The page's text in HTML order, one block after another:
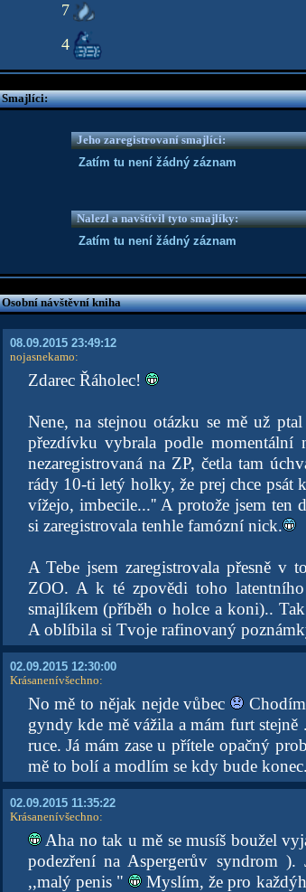
7
4
Smajlíci:
Jeho zaregistrovaní smajlíci:
Zatím tu není žádný záznam
Nalezl a navštívil tyto smajlíky:
Zatím tu není žádný záznam
Osobní návštěvní kniha
08.09.2015 23:49:12
nojasnekamo:
Zdarec Řáholec!
Nene, na stejnou otázku se mě už
přezdívku vybrala podle momentální
nezaregistrovaná na ZP, četla tam
rády 10-ti letý holky, že prej chce psát
vížejo, imbecile...'' A protože jsem ten
si zaregistrovala tenhle famózní nick.
A Tebe jsem zaregistrovala přesně v
ZOO. A k té zpovědi toho
smajlíkem (příběh o holce a koni)..
A oblíbila si Tvoje rafinovaný
02.09.2015 12:30:00
Krásanenívšechno:
No mě to nějak nejde vůbec
gyndy kde mě vážila a mám furt
ruce. Já mám zase u přítele opačný
mě to bolí a modlím se kdy bude konec.
02.09.2015 11:35:22
Krásanenívšechno:
Aha no tak u mě se musíš boužel
podezření na Aspergerův syndrom
,,malý penis "
Myslím, že pro